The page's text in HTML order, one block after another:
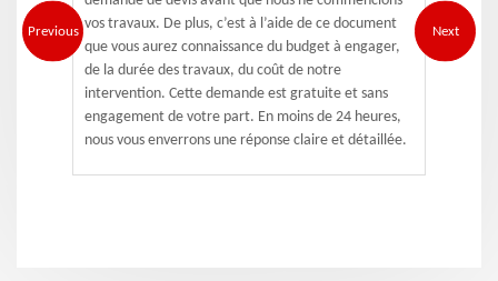
Previous vos travaux. De plus, c’est à l’aide de ce document
que vous aurez connaissance du budget à engager,
de la durée des travaux, du coût de notre
intervention. Cette demande est gratuite et sans
engagement de votre part. En moins de 24 heures,
nous vous enverrons une réponse claire et détaillée.
Next